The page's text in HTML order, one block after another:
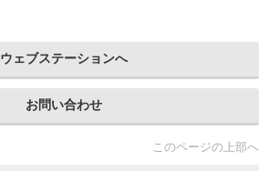
ウェブステーションへ
お問い合わせ
このページの上部へ